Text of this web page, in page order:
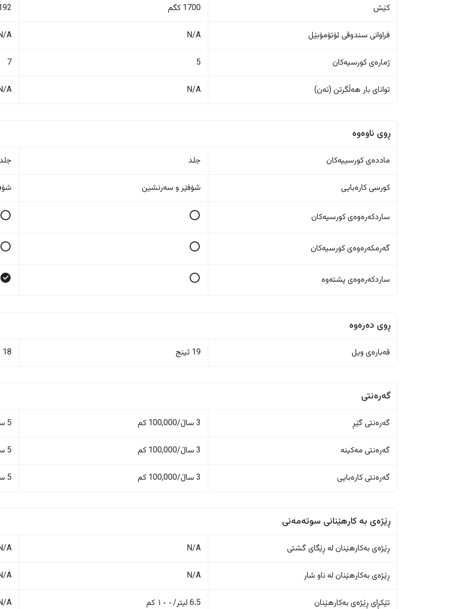
کێش 1700 کگم
فراوانی سندوقی ئۆتۆمۆبێل N/A
A
ژمارەی کورسیەکان 5
7
تواناى بار هەڵگرتن (تەن) N/A
A
ڕوی ناوەوە
ماددەی کورسییەکان جلد
کورسی کارەبایی شۆفێر و سەرنشین
ساردکەرەوەی کورسیەکان
گەرمکەرەوەی کورسیەکان
ساردکەرەوەی پشتەوە
ڕوی دەرەوە
قەبارەی ویل 19 ئینج 18 ئینج
گەرەنتی
گەرەنتی گێڕ 3 ساڵ/100,000 کم 5 ساڵ/150,000 کم
گەرەنتی مەکینە 3 ساڵ/100,000 کم 5 ساڵ/150,000 کم
گەرەنتی کارەبایی 3 ساڵ/100,000 کم 5 ساڵ/150,000 کم
ڕێژەى به کارهێنانی سوتەمەنی
ڕێژەى بەکارهێنان له ڕێگای گشتی N/A
A
ڕێژەى بەکارهێنان له ناو شار N/A
A
تێکڕای ڕێژەى بەکارهێنان 6.5 لیتر/١٠٠ کم A